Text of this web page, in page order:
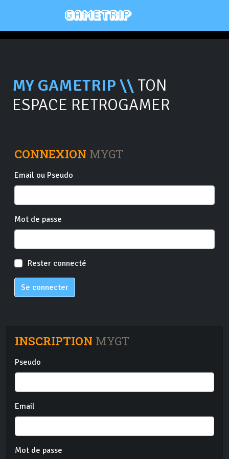
MY GAMETRIP \\ TON
ESPACE RETROGAMER
CONNEXION MYGT
Email ou Pseudo
Mot de passe
Rester connecté
Se connecter
INSCRIPTION MYGT
Pseudo
Email
Mot de passe